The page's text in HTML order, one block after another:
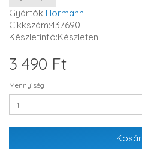
Gyártók Hörmann
Cikkszám:437690
Készletinfó:Készleten
3 490 Ft
Mennyiség